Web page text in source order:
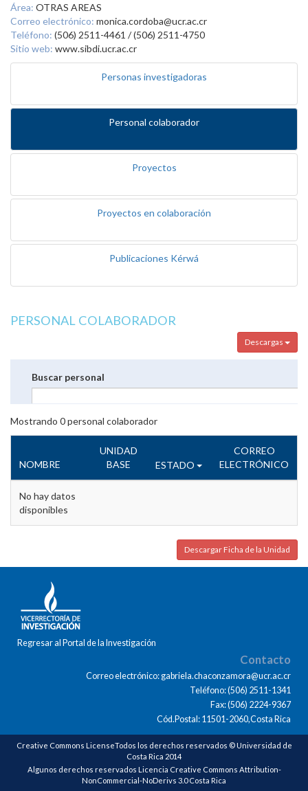
Área: OTRAS AREAS
Correo electrónico: monica.cordoba@ucr.ac.cr
Teléfono: (506) 2511-4461 / (506) 2511-4750
Sitio web: www.sibdi.ucr.ac.cr
Personas investigadoras
Personal colaborador
Proyectos
Proyectos en colaboración
Publicaciones Kérwá
PERSONAL COLABORADOR
Descargas
Buscar personal
Mostrando 0personal colaborador
NOMBRE
UNIDAD
BASE
ESTADO
CORREO
ELECTRÓNICO
No hay datos
disponibles
Descargar Ficha de la Unidad
Regresar al Portal de la Investigación
Contacto
Correo electrónico: gabriela.chaconzamora@ucr.ac.cr
Teléfono: (506) 2511-1341
Fax: (506) 2224-9367
Cód.Postal: 11501-2060,Costa Rica
Creative Commons LicenseTodos los derechos reservados © Universidad de
Costa Rica 2014
Algunos derechos reservados Licencia Creative Commons Attribution-
NonCommercial-NoDerivs 3.0 Costa Rica